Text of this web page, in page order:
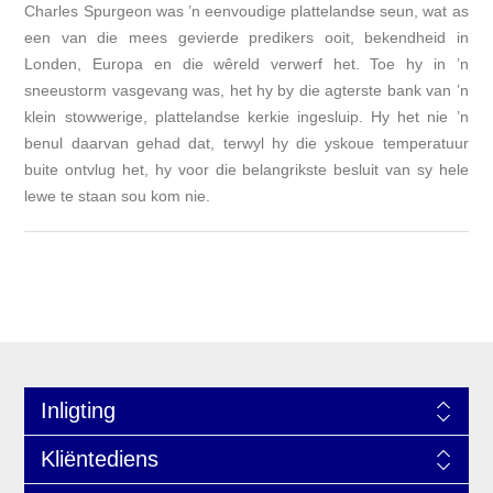
Charles Spurgeon was ’n eenvoudige plattelandse seun, wat as
een van die mees gevierde predikers ooit, bekendheid in
Londen, Europa en die wêreld verwerf het. Toe hy in ’n
sneeustorm vasgevang was, het hy by die agterste bank van ’n
klein stowwerige, plattelandse kerkie ingesluip. Hy het nie ’n
benul daarvan gehad dat, terwyl hy die yskoue temperatuur
buite ontvlug het, hy voor die belangrikste besluit van sy hele
lewe te staan sou kom nie.
Inligting
Kliëntediens